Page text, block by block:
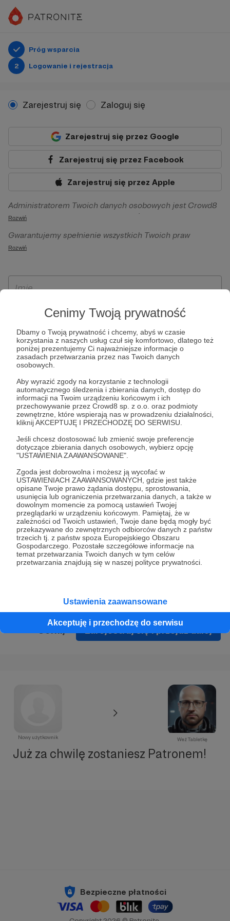
Cenimy Twoją prywatność
Dbamy o Twoją prywatność i chcemy, abyś w czasie
korzystania z naszych usług czuł się komfortowo, dlatego też
poniżej prezentujemy Ci najważniejsze informacje o
zasadach przetwarzania przez nas Twoich danych
osobowych.
Aby wyrazić zgody na korzystanie z technologii
automatycznego śledzenia i zbierania danych, dostęp do
informacji na Twoim urządzeniu końcowym i ich
przechowywanie przez Crowd8 sp. z o.o. oraz podmioty
zewnętrzne, które wspierają nas w prowadzeniu działalności,
kliknij AKCEPTUJĘ I PRZECHODZĘ DO SERWISU.
Jeśli chcesz dostosować lub zmienić swoje preferencje
dotyczące zbierania danych osobowych, wybierz opcję
"USTAWIENIA ZAAWANSOWANE".
Zgoda jest dobrowolna i możesz ją wycofać w
USTAWIENIACH ZAAWANSOWANYCH, gdzie jest także
opisane Twoje prawo żądania dostępu, sprostowania,
usunięcia lub ograniczenia przetwarzania danych, a także w
dowolnym momencie za pomocą ustawień Twojej
przeglądarki w urządzeniu końcowym. Pamiętaj, że w
zależności od Twoich ustawień, Twoje dane będą mogły być
przekazywane do zewnętrznych odbiorców danych z państw
trzecich tj. z państw spoza Europejskiego Obszaru
Gospodarczego. Pozostałe szczegółowe informacje na
temat przetwarzania Twoich danych w tym celów
przetwarzania znajdują się w naszej polityce prywatności.
Ustawienia zaawansowane
Akceptuję i przechodzę do serwisu
Próg wsparcia
2
Logowanie i rejestracja
Zarejestruj się Zaloguj się
Zarejestruj się przez Google
Zarejestruj się przez Facebook
Zarejestruj się przez Apple
Administratorem Twoich danych osobowych jest Crowd8
sp. z o.o. z siedziba w Warszawie, ul. Żwirki i Wigury 16, 02-
092 Warszawa. Twoje dane osobowe będą przetwarzane w
szczególności w celu wykonania umowy zawartej z Tobą, w
Patronite.pl, w tym możliwości dokonywania oraz
otrzymywania wsparcia na naszej platformie oraz
Rozwiń
Gwarantujemy spełnienie wszystkich Twoich praw
wynikających z ogólnego rozporządzenia o ochronie
ich przenoszenia, niepodlegania zautomatyzowanemu
wyrażenia sprzeciwu wobec przetwarzania Twoich danych
osobowych. Rejestracja dla osób niepełnoletnich możliwa
jest po przekazaniu podpisanego formularza "Zgodna na
założenie konta przez osobę niepełnoletnią", formularz
dostępny jest na stronie regulaminu Patronite.pl.
Rozwiń
* Zapoznałem się i akceptujęRegulaminserwisu oraz
* Wyrażam zgodę na przetwarzanie moich danych
osobowych podanych w formularzu rejestracyjnym w celu
prawidłowego świadczenia usług serwisu Patronite.
Wyrażam zgodę na otrzymywanie drogą elektroniczną
informacji handlowych - newslettera. Opcja ta może zostać
zmieniona w ustawieniach konta.
Zarejestruj się i przejdź dalej
Nowy użytkownik Weź Tabletkę
Już za chwilę zostaniesz Patronem!
Bezpieczne płatności